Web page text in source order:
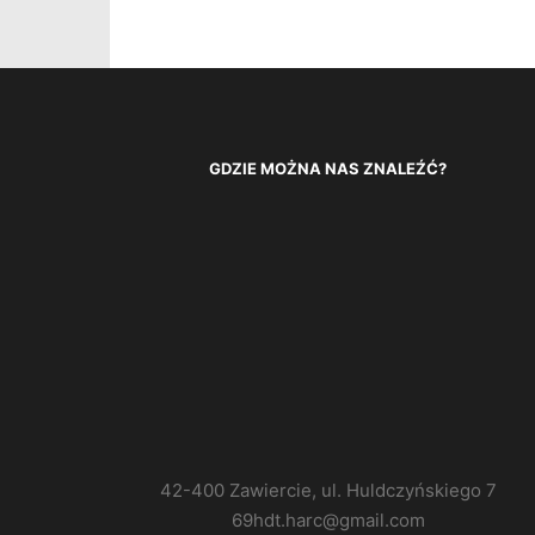
GDZIE MOŻNA NAS ZNALEŹĆ?
42-400 Zawiercie, ul. Huldczyńskiego 7
69hdt.harc@gmail.com